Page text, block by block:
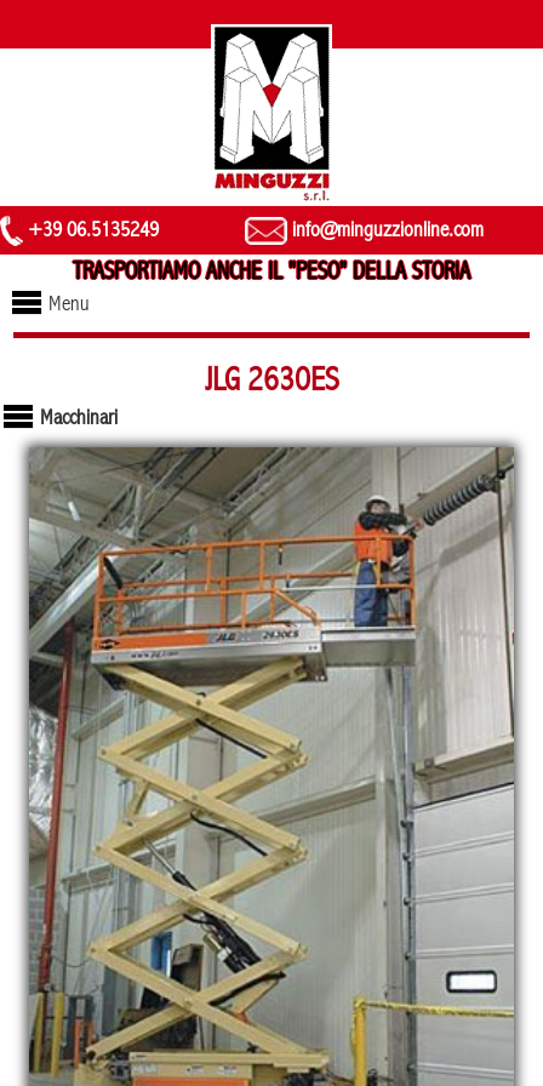
+39 06.5135249 info@minguzzionline.com
TRASPORTIAMO ANCHE IL "PESO" DELLA STORIA
Menu
Macchinari
JLG 2630ES